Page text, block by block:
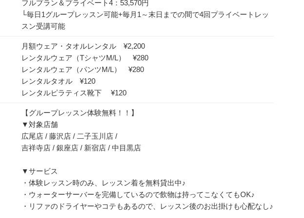
フルプラン＆プライベート4：53,570円
└毎日1グループレッスン可能+毎月1～末日までの間で4回プライベートレッ
スン受講可能
月額ウェア・タオルレンタル ¥2,200
レンタルウェア（TシャツM/L） ¥280
レンタルウェア（パンツM/L） ¥280
レンタルタオル ¥120
レンタルピラティス靴下 ¥120
【グループレッスン体験無料！！】
▼対象店舗
広尾店 / 藤沢店 / 二子玉川店 /
吉祥寺店 / 銀座店 / 新宿店 / 中目黒店
▼サービス
・体験レッスン時のみ、レッスン着を無料貸出中♪
・ウォーターサーバーを完備しているので飲物は持ってこなくてもOK♪
・リファのドライヤーやコテもあるので、レッスン後のお出掛けも心配なし♪